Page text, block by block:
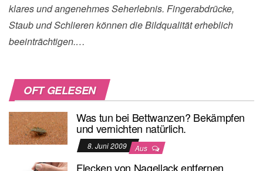
klares und angenehmes Seherlebnis. Fingerabdrücke,
Staub und Schlieren können die Bildqualität erheblich
beeinträchtigen.…
OFT GELESEN
Was tun bei Bettwanzen? Bekämpfen
und vernichten natürlich.
8. Juni 2009 Aus
Flecken von Nagellack entfernen